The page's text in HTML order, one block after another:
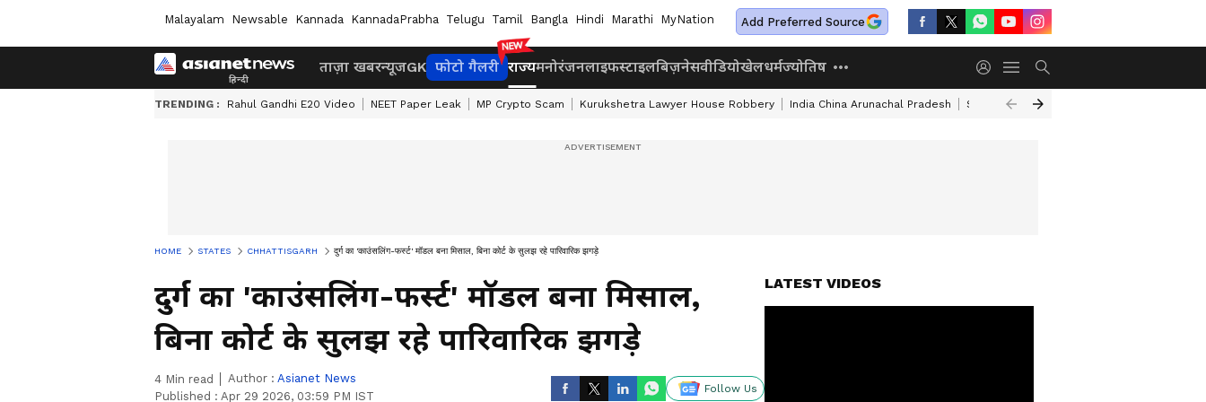
Malayalam Newsable Kannada KannadaPrabha Telugu Tamil Bangla Hindi Marathi MyNation Add Preferred Source
ताज़ा खबरन्यूजGK फोटो गैलरी राज्यमनोरंजनलाइफस्टाइलबिज़नेसवीडियोखेलधर्मज्योतिष
TRENDING : Rahul Gandhi E20 Video NEET Paper Leak MP Crypto Scam Kurukshetra Lawyer House Robbery India China Arunachal Pradesh Saudi Turkey Pakistan Defense Pact
HOME STATES CHHATTISGARH दुर्ग का 'काउंसलिंग-फर्स्ट' मॉडल बना मिसाल, बिना कोर्ट के सुलझ रहे पारिवारिक झगड़े
दुर्ग का 'काउंसलिंग-फर्स्ट' मॉडल बना मिसाल,
बिना कोर्ट के सुलझ रहे पारिवारिक झगड़े
4 Min read Author : Asianet News
Published : Apr 29 2026, 03:59 PM IST
Follow Us
LATEST VIDEOS